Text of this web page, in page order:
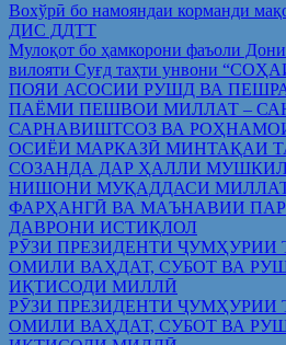
Вохўрӣ бо намояндаи корманди
ДИС ДДТТ
Мулоқот бо ҳамкорони фаъоли
вилояти Суғд таҳти унвони
ПОЯИ АСОСИИ РУШД ВА
ПАЁМИ ПЕШВОИ МИЛЛАТ –
САРНАВИШТСОЗ ВА
ОСИЁИ МАРКАЗӢ МИНТАҚАИ
СОЗАНДА ДАР ҲАЛЛИ
НИШОНИ МУҚАДДАСИ
ФАРҲАНГӢ ВА МАЪНАВИИ
ДАВРОНИ ИСТИҚЛОЛ
РӮЗИ ПРЕЗИДЕНТИ ҶУМҲУРИИ
ОМИЛИ ВАҲДАТ, СУБОТ ВА
ИҚТИСОДИ МИЛЛӢ
РӮЗИ ПРЕЗИДЕНТИ ҶУМҲУРИИ
ОМИЛИ ВАҲДАТ, СУБОТ ВА